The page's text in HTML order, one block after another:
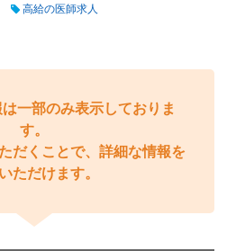
高給の医師求人
は一部のみ表示しておりま
す。
だくことで、詳細な情報を
ただけます。